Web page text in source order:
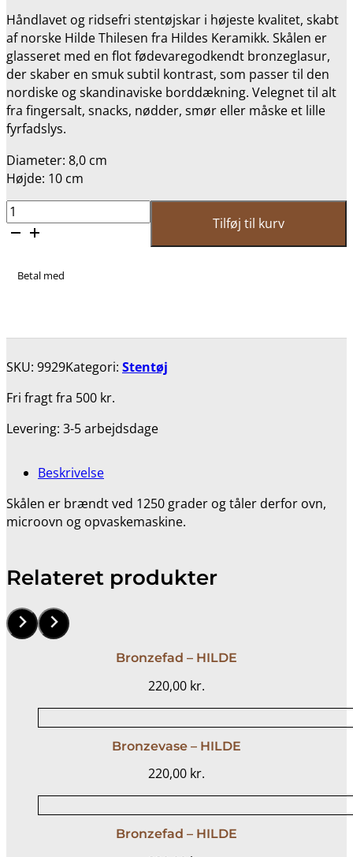
Håndlavet og ridsefri stentøjskar i højeste kvalitet, skabt
af norske Hilde Thilesen fra Hildes Keramikk. Skålen er
glasseret med en flot fødevaregodkendt bronzeglasur,
der skaber en smuk subtil kontrast, som passer til den
nordiske og skandinaviske borddækning. Velegnet til alt
fra fingersalt, snacks, nødder, smør eller måske et lille
fyrfadslys.
Diameter: 8,0 cm
Højde: 10 cm
Bronzeskål
-
Tilføj til kurv
Betal med
SKU: 9929Kategori: Stentøj
Fri fragt fra 500 kr.
Levering: 3-5 arbejdsdage
Beskrivelse
Skålen er brændt ved 1250 grader og tåler derfor ovn,
microovn og opvaskemaskine.
Relateret produkter
Bronzefad – HILDE
220,00 kr.
Bronzevase – HILDE
220,00 kr.
Bronzefad – HILDE